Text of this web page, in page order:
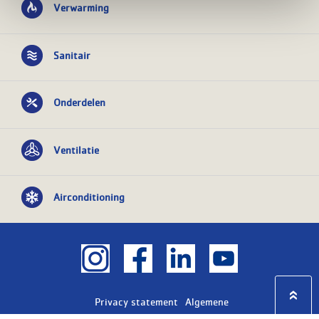
Verwarming
Sanitair
Onderdelen
Ventilatie
Airconditioning
Privacy statement
Algemene